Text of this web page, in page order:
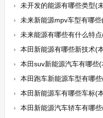
未开发的能源有哪些类型(
未来新能源mpv车型有哪
未来能源有哪些有什么特
本田新能源有哪些新技术(
本田suv新能源汽车有哪些
本田跑车新能源车型有哪
本田新能源车有哪些车标(
本田新能源汽车轿车有哪